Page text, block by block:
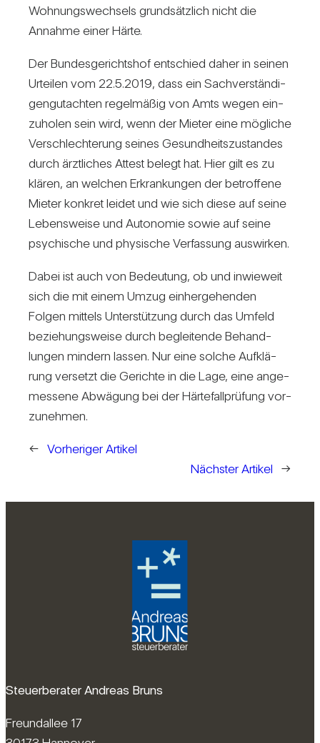
Woh­nungs­wech­sels grund­sätz­lich nicht die
Annahme einer Härte.
Der Bun­des­ge­richtshof ent­schied daher in seinen
Urteilen vom 22.5.2019, dass ein Sach­ver­stän­di­
gen­gut­achten regel­mäßig von Amts wegen ein­
zu­holen sein wird, wenn der Mieter eine mög­liche
Ver­schlech­te­rung seines Gesund­heits­zu­standes
durch ärzt­li­ches Attest belegt hat. Hier gilt es zu
klären, an wel­chen Erkran­kungen der betrof­fene
Mieter kon­kret leidet und wie sich diese auf seine
Lebens­weise und Auto­nomie sowie auf seine
psy­chi­sche und phy­si­sche Ver­fas­sung aus­wirken.
Dabei ist auch von Bedeu­tung, ob und inwie­weit
sich die mit einem Umzug ein­her­ge­henden
Folgen mit­tels Unter­stüt­zung durch das Umfeld
bezie­hungs­weise durch beglei­tende Behand­
lungen min­dern lassen. Nur eine solche Auf­klä­
rung ver­setzt die Gerichte in die Lage, eine ange­
mes­sene Abwä­gung bei der Här­te­fall­prü­fung vor­
zu­nehmen.
← Vorheriger Artikel
Nächster Artikel
→
Steuerberater Andreas Bruns
Freundallee 17